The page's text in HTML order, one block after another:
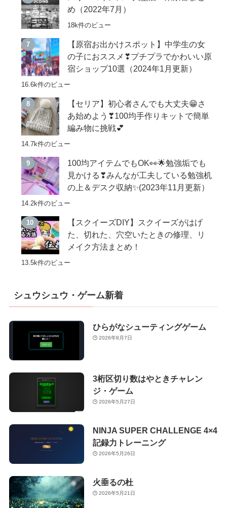
め（2022年7月）
18k件のビュー
【原宿お出かけスポット】中学生の女
の子におススメ❣プチプラでかわいい原
宿ショップ10選（2024年1月更新）
16.6k件のビュー
【セリア】初心者さんでも大丈夫😁さ
あ始めよう❣100均手作りキットで簡単
編み物に挑戦💕
14.7k件のビュー
100均アイテムでもOK👀🌟勉強垢でも
見かける❣みんなが工夫している勉強机
の上＆デスク収納✨(2023年11月更新）
14.2k件のビュー
【スクイーズDIY】スクイーズがはげ
た、切れた、穴空いたときの修理、リ
メイク方法まとめ！
13.5k件のビュー
シュウシュウ・ゲーム新着
ひらがなシューティングゲーム
2026年8月7日
3桁区切り数はやときチャレン
ジ・ゲーム
2026年5月27日
NINJA SUPER CHALLENGE 4×4
記録力トレーニング
2026年5月26日
火垂るの杜
2026年5月21日